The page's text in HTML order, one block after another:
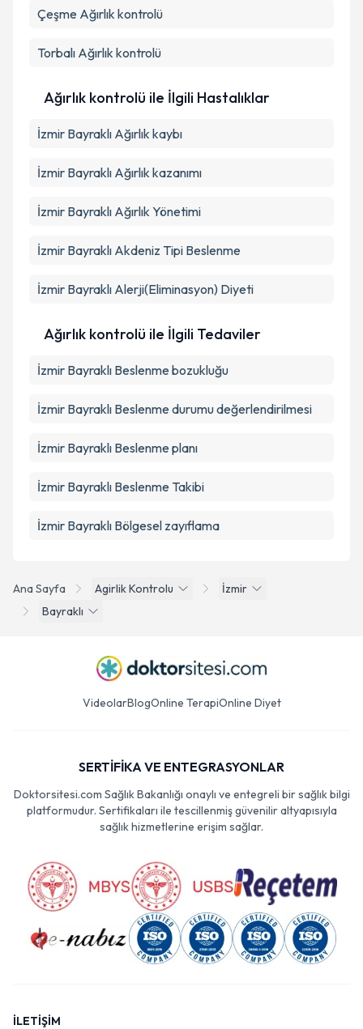
Ana Sayfa Agirlik Kontrolu
İzmir
Bayraklı
Çeşme Ağırlık kontrolü
Torbalı Ağırlık kontrolü
Ağırlık kontrolü ile İlgili Hastalıklar
İzmir Bayraklı Ağırlık kaybı
İzmir Bayraklı Ağırlık kazanımı
İzmir Bayraklı Ağırlık Yönetimi
İzmir Bayraklı Akdeniz Tipi Beslenme
İzmir Bayraklı Alerji(Eliminasyon) Diyeti
Ağırlık kontrolü ile İlgili Tedaviler
İzmir Bayraklı Beslenme bozukluğu
İzmir Bayraklı Beslenme durumu değerlendirilmesi
İzmir Bayraklı Beslenme planı
İzmir Bayraklı Beslenme Takibi
İzmir Bayraklı Bölgesel zayıflama
VideolarBlogOnline TerapiOnline Diyet
SERTİFİKA VE ENTEGRASYONLAR
Doktorsitesi.com Sağlık Bakanlığı onaylı ve entegreli bir sağlık bilgi
platformudur. Sertifikaları ile tescillenmiş güvenilir altyapısıyla
sağlık hizmetlerine erişim sağlar.
İLETİŞİM